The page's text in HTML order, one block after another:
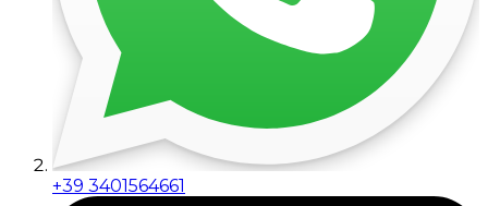
+39 3401564661